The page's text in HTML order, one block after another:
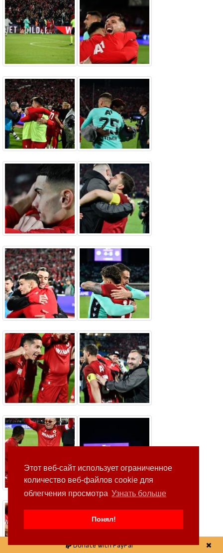
Этот веб-сайт использует ограниченное
количество веб-файлов cookie для
облегчения просмотра Узнать больше
Понял!
Donate with PayPal